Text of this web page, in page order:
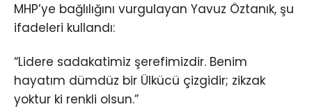
MHP’ye bağlılığını vurgulayan Yavuz Öztanık, şu
ifadeleri kullandı:
“Lidere sadakatimiz şerefimizdir. Benim
hayatım dümdüz bir Ülkücü çizgidir; zikzak
yoktur ki renkli olsun.”